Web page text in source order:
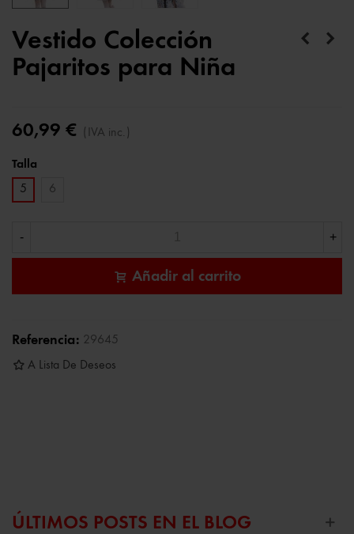
Vestido Colección
Pajaritos para Niña
60,99 € (IVA inc.)
Talla
5
6
- +
Añadir al carrito
Referencia: 29645
A Lista De Deseos
ÚLTIMOS POSTS EN EL BLOG